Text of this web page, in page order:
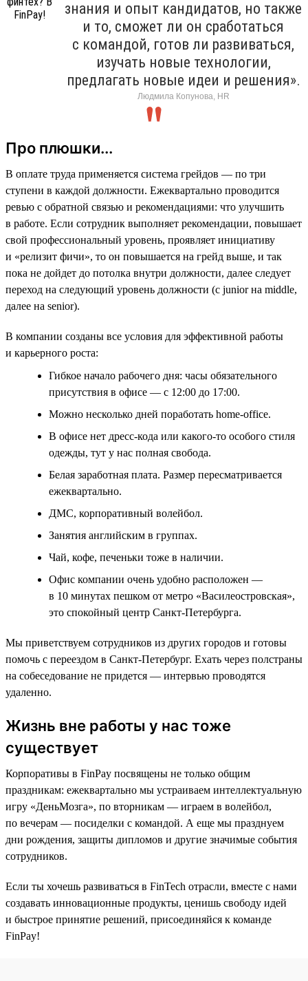
знания и опыт кандидатов, но также
и то, сможет ли он сработаться
с командой, готов ли развиваться,
изучать новые технологии,
предлагать новые идеи и решения».
Людмила Копунова, HR
Про плюшки...
В оплате труда применяется система грейдов — по три
ступени в каждой должности. Ежеквартально проводится
ревью с обратной связью и рекомендациями: что улучшить
в работе. Если сотрудник выполняет рекомендации, повышает
свой профессиональный уровень, проявляет инициативу
и «релизит фичи», то он повышается на грейд выше, и так
пока не дойдет до потолка внутри должности, далее следует
переход на следующий уровень должности (с junior на middle,
далее на senior).
В компании созданы все условия для эффективной работы
и карьерного роста:
Гибкое начало рабочего дня: часы обязательного
присутствия в офисе — с 12:00 до 17:00.
Можно несколько дней поработать home-office.
В офисе нет дресс-кода или какого-то особого стиля
одежды, тут у нас полная свобода.
Белая заработная плата. Размер пересматривается
ежеквартально.
ДМС, корпоративный волейбол.
Занятия английским в группах.
Чай, кофе, печеньки тоже в наличии.
Офис компании очень удобно расположен —
в 10 минутах пешком от метро «Василеостровская»,
это спокойный центр Санкт-Петербурга.
Мы приветствуем сотрудников из других городов и готовы
помочь с переездом в Санкт-Петербург. Ехать через полстраны
на собеседование не придется — интервью проводятся
удаленно.
Жизнь вне работы у нас тоже
существует
Корпоративы в FinPay посвящены не только общим
праздникам: ежеквартально мы устраиваем интеллектуальную
игру «ДеньМозга», по вторникам — играем в волейбол,
по вечерам — посиделки с командой. А еще мы празднуем
дни рождения, защиты дипломов и другие значимые события
сотрудников.
Если ты хочешь развиваться в FinTech отрасли, вместе с нами
создавать инновационные продукты, ценишь свободу идей
и быстрое принятие решений, присоединяйся к команде
FinPay!